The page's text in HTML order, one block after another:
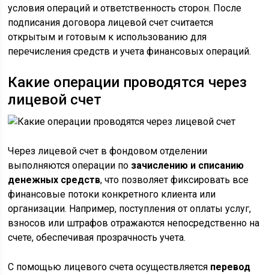
условия операций и ответственность сторон. После
подписания договора лицевой счет считается
открытым и готовым к использованию для
перечисления средств и учета финансовых операций.
Какие операции проводятся через
лицевой счет
Через лицевой счет в фондовом отделении
выполняются операции по зачислению и списанию
денежных средств, что позволяет фиксировать все
финансовые потоки конкретного клиента или
организации. Например, поступления от оплаты услуг,
взносов или штрафов отражаются непосредственно на
счете, обеспечивая прозрачность учета.
С помощью лицевого счета осуществляется перевод